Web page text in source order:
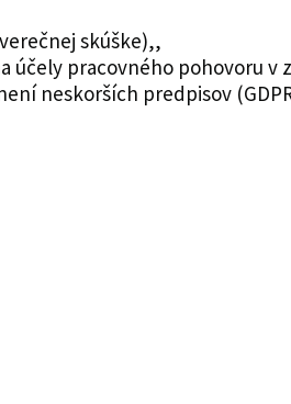
skúške),,
pracovného pohovoru v
neskorších predpisov